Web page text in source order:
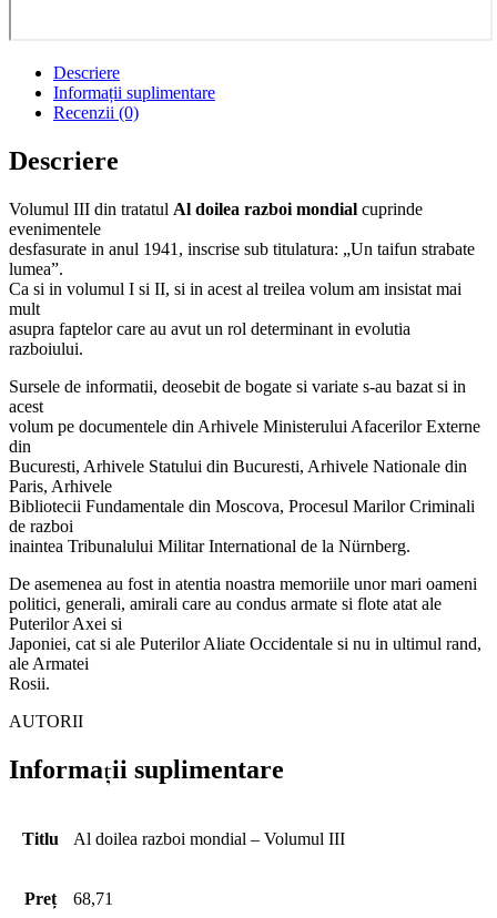
Descriere
Informații suplimentare
Recenzii (0)
Descriere
Volumul III din tratatul Al doilea razboi mondial cuprinde
evenimentele
desfasurate in anul 1941, inscrise sub titulatura: „Un taifun strabate
lumea”.
Ca si in volumul I si II, si in acest al treilea volum am insistat mai
mult
asupra faptelor care au avut un rol determinant in evolutia
razboiului.
Sursele de informatii, deosebit de bogate si variate s-au bazat si in
acest
volum pe documentele din Arhivele Ministerului Afacerilor Externe
din
Bucuresti, Arhivele Statului din Bucuresti, Arhivele Nationale din
Paris, Arhivele
Bibliotecii Fundamentale din Moscova, Procesul Marilor Criminali
de razboi
inaintea Tribunalului Militar International de la Nürnberg.
De asemenea au fost in atentia noastra memoriile unor mari oameni
politici, generali, amirali care au condus armate si flote atat ale
Puterilor Axei si
Japoniei, cat si ale Puterilor Aliate Occidentale si nu in ultimul rand,
ale Armatei
Rosii.
AUTORII
Informații suplimentare
Titlu Al doilea razboi mondial – Volumul III
Preț 68,71